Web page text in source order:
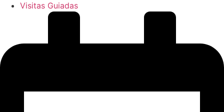
Visitas Guiadas